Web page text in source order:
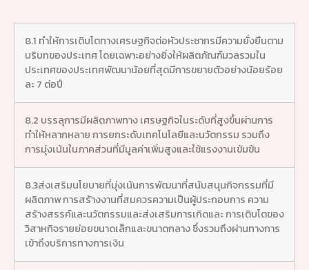
8.1 ทำให้การเติบโตทางเศรษฐกิจต่อหัวประชากรมีความยั่งยืนตาม
บริบทของประเทศ โดยเฉพาะอย่างยิ่งให้ผลิตภัณฑ์มวลรวมใน
ประเทศของประเทศพัฒนาน้อยที่สุดมีการขยายตัวอย่างน้อยร้อย
ละ 7 ต่อปี
8.2 บรรลุการมีผลิตภาพทาง เศรษฐกิจในระดับที่สูงขึ้นผ่านการ
ทำให้หลากหลาย การยกระดับเทคโนโลยีและนวัตกรรม รวมถึง
การมุ่งเน้นในภาคส่วนที่มีมูลค่าเพิ่มสูงและใช้แรงงานเข้มข้น
8.3ส่งเสริมนโยบายที่มุ่งเน้นการพัฒนาที่สนับสนุนกิจกรรมที่มี
ผลิตภาพ การสร้างงานที่สมควรความเป็นผู้ประกอบการ ความ
สร้างสรรค์และนวัตกรรมและส่งเสริมการเกิดและ การเติบโตของ
วิสาหกิจรายย่อยขนาดเล็กและขนาดกลาง ซึ่งรวมถึงผ่านทางการ
เข้าถึงบริการทางการเงิน